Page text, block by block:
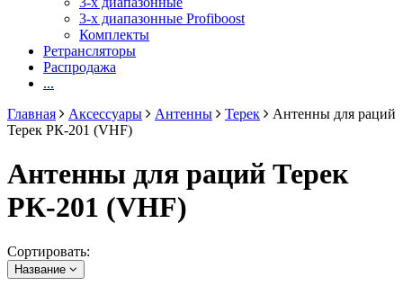
3-х диапазонные Profiboost
Комплекты
Ретрансляторы
Распродажа
...
Главная
Аксессуары Антенны Терек
Антенны для раций
Терек РК-201 (VHF)
Антенны для раций Терек
РК-201 (VHF)
Сортировать:
Название